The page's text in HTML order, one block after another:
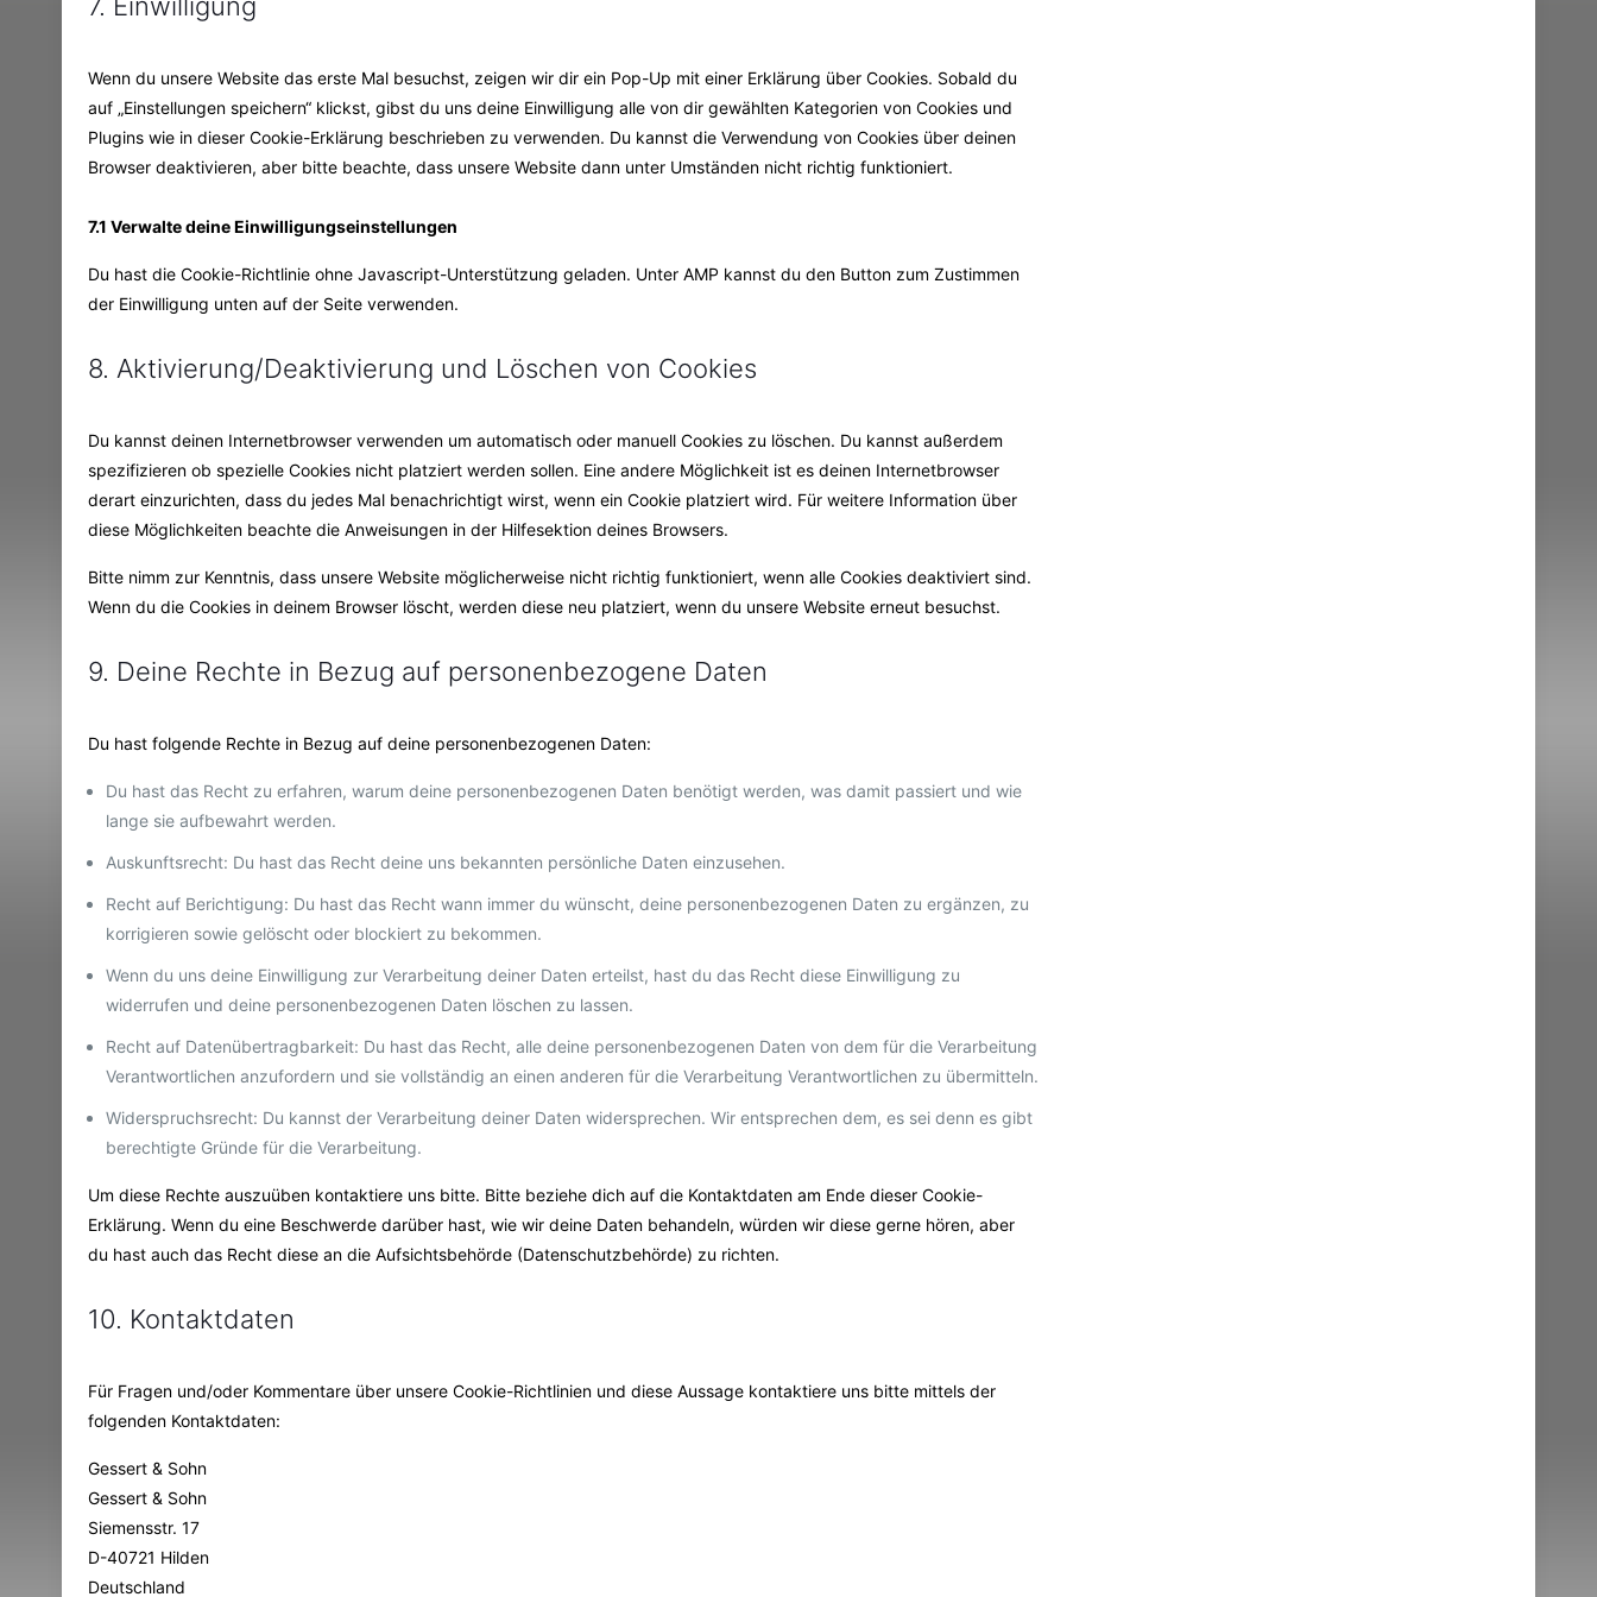
Wenn du unsere Website das erste Mal besuchst, zeigen wir dir ein Pop-Up mit einer Erklärung über Cookies. Sobald du
auf „Einstellungen speichern“ klickst, gibst du uns deine Einwilligung alle von dir gewählten Kategorien von Cookies und
Plugins wie in dieser Cookie-Erklärung beschrieben zu verwenden. Du kannst die Verwendung von Cookies über deinen
Browser deaktivieren, aber bitte beachte, dass unsere Website dann unter Umständen nicht richtig funktioniert.
7.1 Verwalte deine Einwilligungseinstellungen
Du hast die Cookie-Richtlinie ohne Javascript-Unterstützung geladen. Unter AMP kannst du den Button zum Zustimmen
der Einwilligung unten auf der Seite verwenden.
8. Aktivierung/Deaktivierung und Löschen von Cookies
Du kannst deinen Internetbrowser verwenden um automatisch oder manuell Cookies zu löschen. Du kannst außerdem
spezifizieren ob spezielle Cookies nicht platziert werden sollen. Eine andere Möglichkeit ist es deinen Internetbrowser
derart einzurichten, dass du jedes Mal benachrichtigt wirst, wenn ein Cookie platziert wird. Für weitere Information über
diese Möglichkeiten beachte die Anweisungen in der Hilfesektion deines Browsers.
Bitte nimm zur Kenntnis, dass unsere Website möglicherweise nicht richtig funktioniert, wenn alle Cookies deaktiviert sind.
Wenn du die Cookies in deinem Browser löscht, werden diese neu platziert, wenn du unsere Website erneut besuchst.
9. Deine Rechte in Bezug auf personenbezogene Daten
Du hast folgende Rechte in Bezug auf deine personenbezogenen Daten:
Du hast das Recht zu erfahren, warum deine personenbezogenen Daten benötigt werden, was damit passiert und wie
lange sie aufbewahrt werden.
Auskunftsrecht: Du hast das Recht deine uns bekannten persönliche Daten einzusehen.
Recht auf Berichtigung: Du hast das Recht wann immer du wünscht, deine personenbezogenen Daten zu ergänzen, zu
korrigieren sowie gelöscht oder blockiert zu bekommen.
Wenn du uns deine Einwilligung zur Verarbeitung deiner Daten erteilst, hast du das Recht diese Einwilligung zu
widerrufen und deine personenbezogenen Daten löschen zu lassen.
Recht auf Datenübertragbarkeit: Du hast das Recht, alle deine personenbezogenen Daten von dem für die Verarbeitung
Verantwortlichen anzufordern und sie vollständig an einen anderen für die Verarbeitung Verantwortlichen zu übermitteln.
Widerspruchsrecht: Du kannst der Verarbeitung deiner Daten widersprechen. Wir entsprechen dem, es sei denn es gibt
berechtigte Gründe für die Verarbeitung.
Um diese Rechte auszuüben kontaktiere uns bitte. Bitte beziehe dich auf die Kontaktdaten am Ende dieser Cookie-
Erklärung. Wenn du eine Beschwerde darüber hast, wie wir deine Daten behandeln, würden wir diese gerne hören, aber
du hast auch das Recht diese an die Aufsichtsbehörde (Datenschutzbehörde) zu richten.
10. Kontaktdaten
Für Fragen und/oder Kommentare über unsere Cookie-Richtlinien und diese Aussage kontaktiere uns bitte mittels der
folgenden Kontaktdaten:
Gessert & Sohn
Gessert & Sohn
Siemensstr. 17
D-40721 Hilden
Deutschland